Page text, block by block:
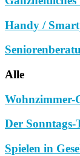
Handy /
Alle
Wohnzimmer-
Der
Spielen in